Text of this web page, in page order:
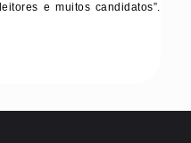
e muitos candidatos”.